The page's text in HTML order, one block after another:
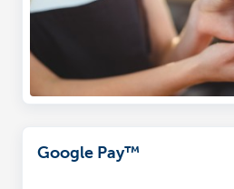
Google Pay™